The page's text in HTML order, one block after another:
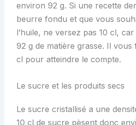
environ 92 g. Si une recette
beurre fondu et que vous
l’huile, ne versez pas 10 cl,
92 g de matière grasse. Il vous
cl pour atteindre le compte.
Le sucre et les produits secs
Le sucre cristallisé a une
10 cl de sucre pèsent donc